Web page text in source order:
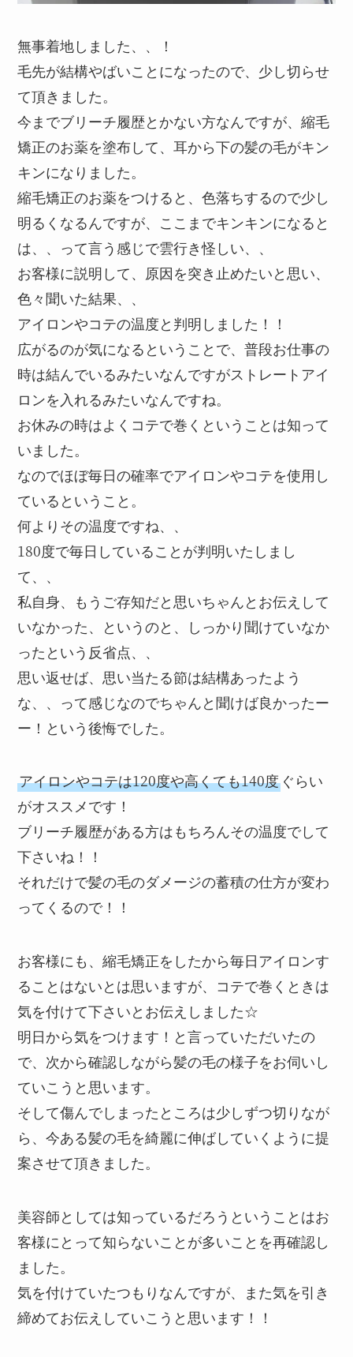
無事着地しました、、！
毛先が結構やばいことになったので、少し切らせ
て頂きました。
今までブリーチ履歴とかない方なんですが、縮毛
矯正のお薬を塗布して、耳から下の髪の毛がキン
キンになりました。
縮毛矯正のお薬をつけると、色落ちするので少し
明るくなるんですが、ここまでキンキンになると
は、、って言う感じで雲行き怪しい、、
お客様に説明して、原因を突き止めたいと思い、
色々聞いた結果、、
アイロンやコテの温度と判明しました！！
広がるのが気になるということで、普段お仕事の
時は結んでいるみたいなんですがストレートアイ
ロンを入れるみたいなんですね。
お休みの時はよくコテで巻くということは知って
いました。
なのでほぼ毎日の確率でアイロンやコテを使用し
ているということ。
何よりその温度ですね、、
180度で毎日していることが判明いたしまし
て、、
私自身、もうご存知だと思いちゃんとお伝えして
いなかった、というのと、しっかり聞けていなか
ったという反省点、、
思い返せば、思い当たる節は結構あったよう
な、、って感じなのでちゃんと聞けば良かったー
ー！という後悔でした。
アイロンやコテは120度や高くても140度 ぐらい
がオススメです！
ブリーチ履歴がある方はもちろんその温度でして
下さいね！！
それだけで髪の毛のダメージの蓄積の仕方が変わ
ってくるので！！
お客様にも、縮毛矯正をしたから毎日アイロンす
ることはないとは思いますが、コテで巻くときは
気を付けて下さいとお伝えしました☆
明日から気をつけます！と言っていただいたの
で、次から確認しながら髪の毛の様子をお伺いし
ていこうと思います。
そして傷んでしまったところは少しずつ切りなが
ら、今ある髪の毛を綺麗に伸ばしていくように提
案させて頂きました。
美容師としては知っているだろうということはお
客様にとって知らないことが多いことを再確認し
ました。
気を付けていたつもりなんですが、また気を引き
締めてお伝えしていこうと思います！！